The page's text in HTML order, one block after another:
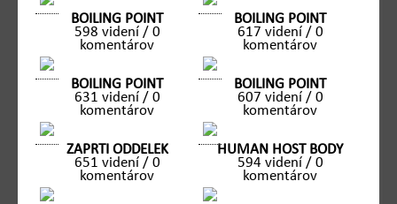
BOILING POINT
598 videní / 0
komentárov
BOILING POINT
617 videní / 0
komentárov
BOILING POINT
631 videní / 0
komentárov
BOILING POINT
607 videní / 0
komentárov
ZAPRTI ODDELEK
651 videní / 0
komentárov
HUMAN HOST BODY
594 videní / 0
komentárov